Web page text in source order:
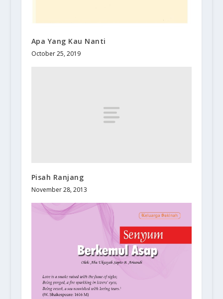
Apa Yang Kau Nanti
October 25, 2019
Pisah Ranjang
November 28, 2013